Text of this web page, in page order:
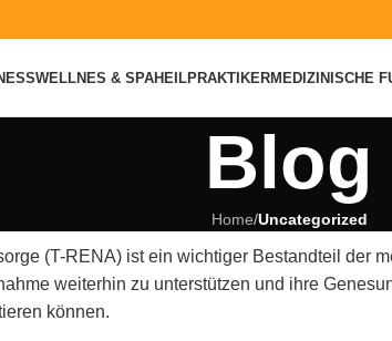
WELLNES & SPAHEILPRAKTIKERMEDIZINISCHE
Blog
Home/Uncategorized
(T-RENA) ist ein wichtiger Bestandteil der
weiterhin zu unterstützen und ihre
können.